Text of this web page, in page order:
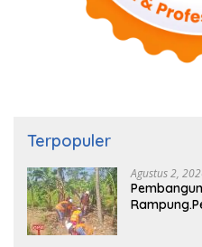
Terpopuler
Agustus 2,